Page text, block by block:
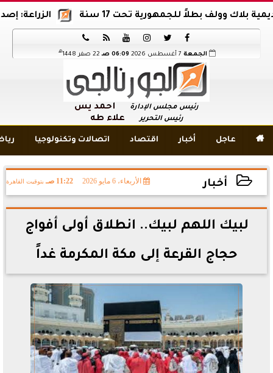
الزراعة: إصدار 12 ألف موافقة وتصريح بالمبيدات خلال 6 شهور وولف بطلاً للجمهورية تحت 17 سنة






الجمعة 06:09 صـ 22 صفر 1448 هـ
رئيس مجلس الإدارة أحمد يس
رئيس التحرير علاء طه
 عاجل أخبار اقتصاد اتصالات وتكنولوجيا
أخبار الأربعاء، 6 مايو 2026 11:22 صـ بتوقيت القاهرة
2026-05-06 11:22:52
لبيك اللهم لبيك.. انطلاق أولى أفواج
حجاج القرعة إلى مكة المكرمة غداً